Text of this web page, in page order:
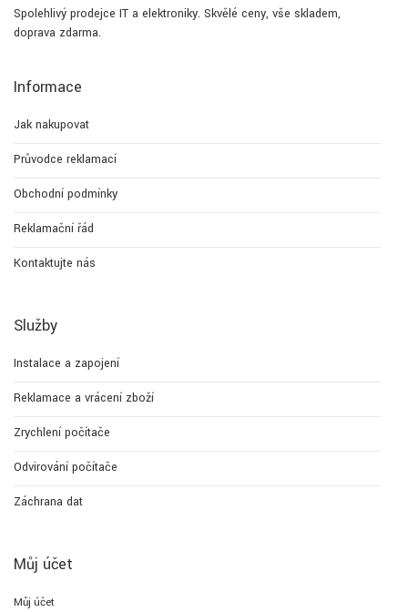
Spolehlivý prodejce IT a elektroniky. Skvělé ceny, vše skladem,
doprava zdarma.
Informace
Jak nakupovat
Průvodce reklamací
Obchodní podmínky
Reklamační řád
Kontaktujte nás
Služby
Instalace a zapojení
Reklamace a vrácení zboží
Zrychlení počítače
Odvirování počítače
Záchrana dat
Můj účet
Můj účet